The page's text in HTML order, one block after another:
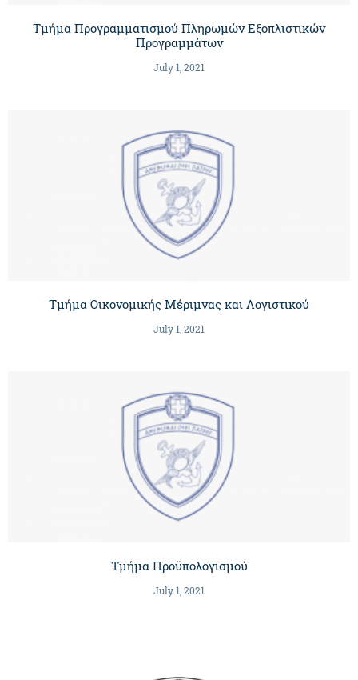
Τμήμα Προγραμματισμού Πληρωμών Εξοπλιστικών
Προγραμμάτων
July 1, 2021
Τμήμα Οικονομικής Μέριμνας και Λογιστικού
July 1, 2021
Τμήμα Προϋπολογισμού
July 1, 2021